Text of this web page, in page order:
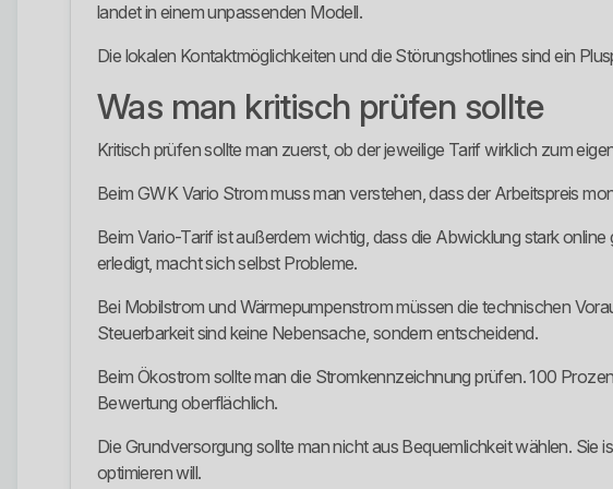
landet in einem unpassenden Modell.
Die lokalen Kontaktmöglichkeiten und die Störungshotlines sind ein
Was man kritisch prüfen sollte
Kritisch prüfen sollte man zuerst, ob der jeweilige Tarif wirklich zum
Beim GWK Vario Strom muss man verstehen, dass der Arbeitspreis
Beim Vario-Tarif ist außerdem wichtig, dass die Abwicklung stark
erledigt, macht sich selbst Probleme.
Bei Mobilstrom und Wärmepumpenstrom müssen die technischen
Steuerbarkeit sind keine Nebensache, sondern entscheidend.
Beim Ökostrom sollte man die Stromkennzeichnung prüfen. 100
Bewertung oberflächlich.
Die Grundversorgung sollte man nicht aus Bequemlichkeit wählen.
optimieren will.